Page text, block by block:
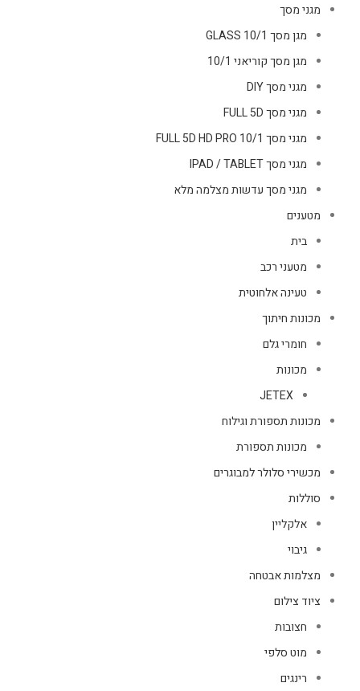
מגני מסך
מגן מסך GLASS 10/1
מגן מסך קוריאני 10/1
מגני מסך DIY
מגני מסך FULL 5D
מגני מסך FULL 5D HD PRO 10/1
מגני מסך IPAD / TABLET
מגני מסך עדשות מצלמה מלא
מטענים
בית
מטעני רכב
טעינה אלחוטית
מכונות חיתוך
חומרי גלם
מכונות
JETEX
מכונות תספורת וגילוח
מכונות תספורת
מכשירי סלולר למבוגרים
סוללות
אלקליין
גיבוי
מצלמות אבטחה
ציוד צילום
חצובות
מוט סלפי
רינגים